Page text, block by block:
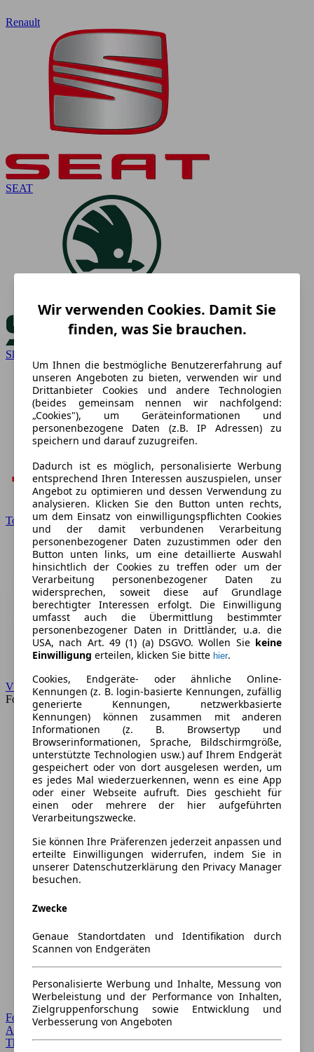
Renault
SEAT
Skoda
Toyota
VW
Forum
Forum Startseite
Alle Auto-Foren
Themen-Forum
Wir verwenden Cookies. Damit Sie
finden, was Sie brauchen.
Um Ihnen die bestmögliche Benutzererfahrung auf
unseren Angeboten zu bieten, verwenden wir und
Drittanbieter Cookies und andere Technologien
(beides gemeinsam nennen wir nachfolgend:
„Cookies"), um Geräteinformationen und
personenbezogene Daten (z.B. IP Adressen) zu
speichern und darauf zuzugreifen.
Dadurch ist es möglich, personalisierte Werbung
entsprechend Ihren Interessen auszuspielen, unser
Angebot zu optimieren und dessen Verwendung zu
analysieren. Klicken Sie den Button unten rechts,
um dem Einsatz von einwilligungspflichten Cookies
und der damit verbundenen Verarbeitung
personenbezogener Daten zuzustimmen oder den
Button unten links, um eine detaillierte Auswahl
hinsichtlich der Cookies zu treffen oder um der
Verarbeitung personenbezogener Daten zu
widersprechen, soweit diese auf Grundlage
berechtigter Interessen erfolgt. Die Einwilligung
umfasst auch die Übermittlung bestimmter
personenbezogener Daten in Drittländer, u.a. die
USA, nach Art. 49 (1) (a) DSGVO. Wollen Sie keine
Einwilligung erteilen, klicken Sie bitte hier.
Cookies, Endgeräte- oder ähnliche Online-
Kennungen (z. B. login-basierte Kennungen, zufällig
generierte Kennungen, netzwerkbasierte
Kennungen) können zusammen mit anderen
Informationen (z. B. Browsertyp und
Browserinformationen, Sprache, Bildschirmgröße,
unterstützte Technologien usw.) auf Ihrem Endgerät
gespeichert oder von dort ausgelesen werden, um
es jedes Mal wiederzuerkennen, wenn es eine App
oder einer Webseite aufruft. Dies geschieht für
einen oder mehrere der hier aufgeführten
Verarbeitungszwecke.
Sie können Ihre Präferenzen jederzeit anpassen und
erteilte Einwilligungen widerrufen, indem Sie in
unserer Datenschutzerklärung den Privacy Manager
besuchen.
Zwecke
Genaue Standortdaten und Identifikation durch
Scannen von Endgeräten
Personalisierte Werbung und Inhalte, Messung von
Werbeleistung und der Performance von Inhalten,
Zielgruppenforschung sowie Entwicklung und
Verbesserung von Angeboten